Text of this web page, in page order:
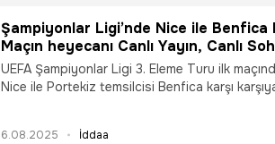
Şampiyonlar Ligi’nde Nice ile Benfica
Maçın heyecanı Canlı Yayın, Canlı
Şampiyon Oranlar ile Misli'de
UEFA Şampiyonlar Ligi 3. Eleme Turu ilk
Nice ile Portekiz temsilcisi Benfica karşı
6.08.2025 İddaa